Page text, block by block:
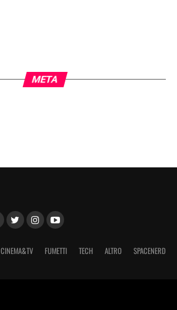
META
CINEMA&TV FUMETTI TECH ALTRO SPACENERD